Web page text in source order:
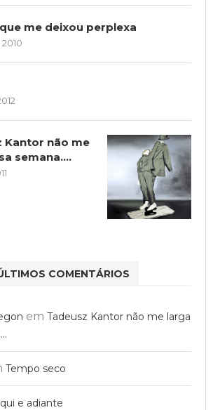
me deixou perplexa
Kantor não me
semana….
COMENTÁRIOS
em Tadeusz Kantor não me larga
Tempo seco
e adiante